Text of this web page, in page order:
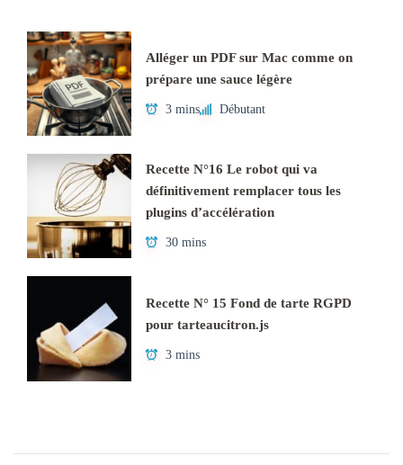
Alléger un PDF sur Mac comme on
prépare une sauce légère
3 mins Débutant
Recette N°16 Le robot qui va
définitivement remplacer tous les
plugins d’accélération
30 mins
Recette N° 15 Fond de tarte RGPD
pour tarteaucitron.js
3 mins